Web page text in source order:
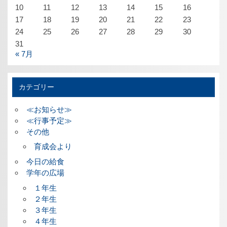
10
11 12 13 14 15
16
17
18 19 20 21 22
23
24
25 26 27 28 29
30
31
« 7月
カテゴリー
≪お知らせ≫
≪行事予定≫
その他
育成会より
今日の給食
学年の広場
１年生
２年生
３年生
４年生